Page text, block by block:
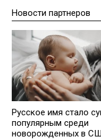
Новости партнеров
Русское имя стало
популярным среди
новорожденных в